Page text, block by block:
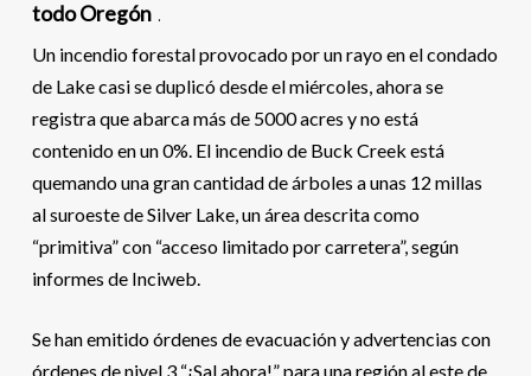
todo Oregón.
Un incendio forestal provocado por un rayo en el condado
de Lake casi se duplicó desde el miércoles, ahora se
registra que abarca más de 5000 acres y no está
contenido en un 0%. El incendio de Buck Creek está
quemando una gran cantidad de árboles a unas 12 millas
al suroeste de Silver Lake, un área descrita como
“primitiva” con “acceso limitado por carretera”, según
informes de Inciweb.
Se han emitido órdenes de evacuación y advertencias con
órdenes de nivel 3 “¡Sal ahora!” para una región al este de